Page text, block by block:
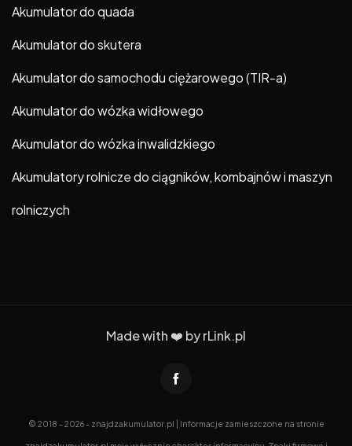
Akumulator do quada
Akumulator do skutera
Akumulator do samochodu ciężarowego (TIR-a)
Akumulator do wózka widłowego
Akumulator do wózka inwalidzkiego
Akumulatory rolnicze do ciągników, kombajnów i maszyn
rolniczych
Made with ❤️ byrLink.pl
© 2018 - 2026 - znajdzakumulator.pl | Informacje zamieszczone na stronie